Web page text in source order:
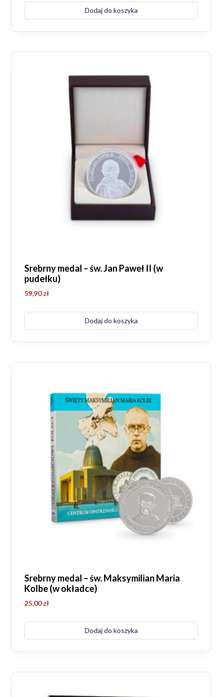
Dodaj do koszyka
Srebrny medal – św. Jan Paweł II (w
pudełku)
59,90zł
Dodaj do koszyka
Srebrny medal – św. Maksymilian Maria
Kolbe (w okładce)
25,00zł
Dodaj do koszyka